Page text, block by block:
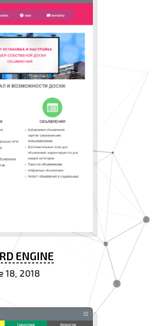
ENGINE
18, 2018